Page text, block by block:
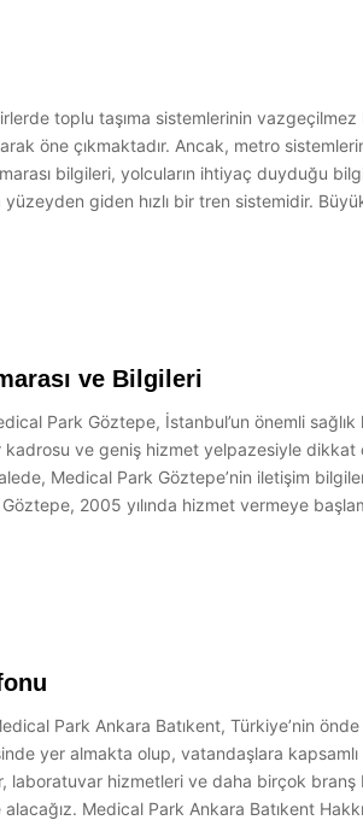
toplu taşıma sistemlerinin
öne çıkmaktadır. Ancak, metro
bilgileri, yolcuların ihtiyaç duyduğu
giden hızlı bir tren sistemidir.
ve Bilgileri
Park Göztepe, İstanbul’un önemli
ve geniş hizmet yelpazesiyle dikkat
Medical Park Göztepe’nin iletişim
2005 yılında hizmet vermeye
Park Ankara Batıkent, Türkiye’nin
yer almakta olup, vatandaşlara
hizmetleri ve daha birçok branş
Medical Park Ankara Batıkent